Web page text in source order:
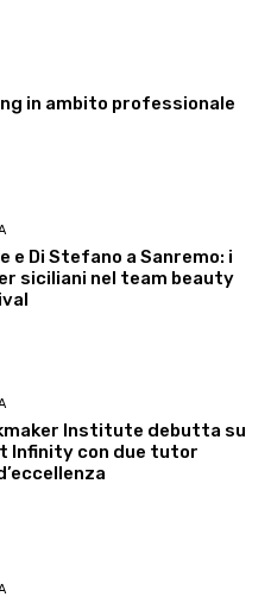
in ambito professionale
e Di Stefano a Sanremo: i
siciliani nel team beauty
Institute debutta su
Infinity con due tutor